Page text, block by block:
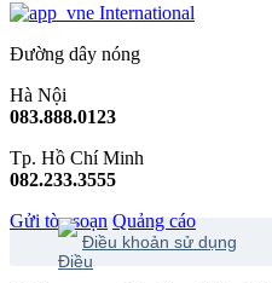
International
Đường dây nóng
Hà Nội
083.888.0123
Tp. Hồ Chí Minh
082.233.3555
Gửi tòa soạn Quảng cáo
Điều khoản sử dụng